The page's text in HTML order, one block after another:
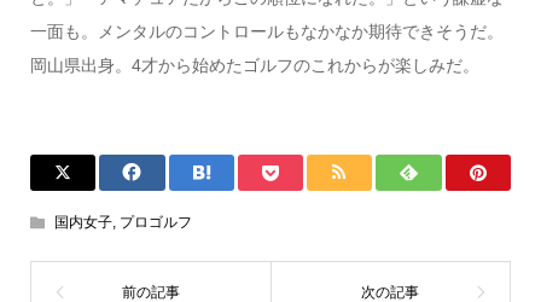
一面も。メンタルのコントロールもなかなか期待できそうだ。
岡山県出身。4才から始めたゴルフのこれからが楽しみだ。
国内女子, プロゴルフ